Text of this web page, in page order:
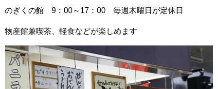
のぎくの館 9：00～17：00 毎週木曜日が定休日
物産館兼喫茶、軽食などが楽しめます